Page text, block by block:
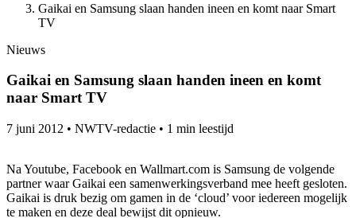
Gaikai en Samsung slaan handen ineen en komt naar Smart
TV
Nieuws
Gaikai en Samsung slaan handen ineen en komt
naar Smart TV
7 juni 2012 • NWTV-redactie • 1 min leestijd
Na Youtube, Facebook en Wallmart.com is Samsung de volgende
partner waar Gaikai een samenwerkingsverband mee heeft gesloten.
Gaikai is druk bezig om gamen in de ‘cloud’ voor iedereen mogelijk
te maken en deze deal bewijst dit opnieuw.